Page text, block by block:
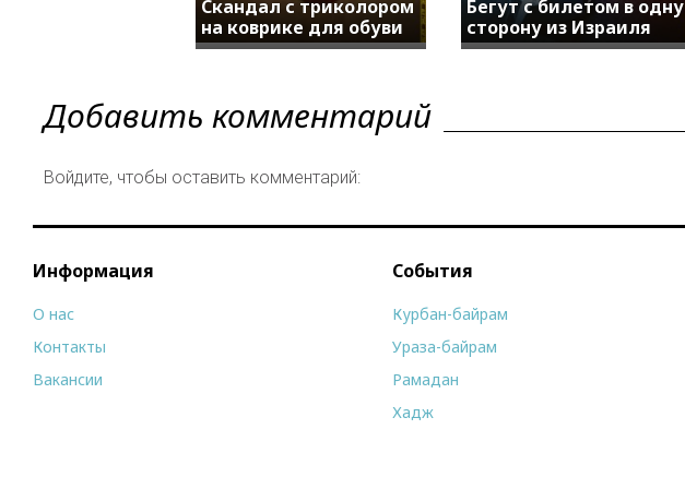
Скандал с триколором
на коврике для обуви
Бегут с билетом в одну
сторону из Израиля
Добавить комментарий
Войдите, чтобы оставить комментарий:
Информация
О нас
Контакты
Вакансии
События
Курбан-байрам
Ураза-байрам
Рамадан
Хадж